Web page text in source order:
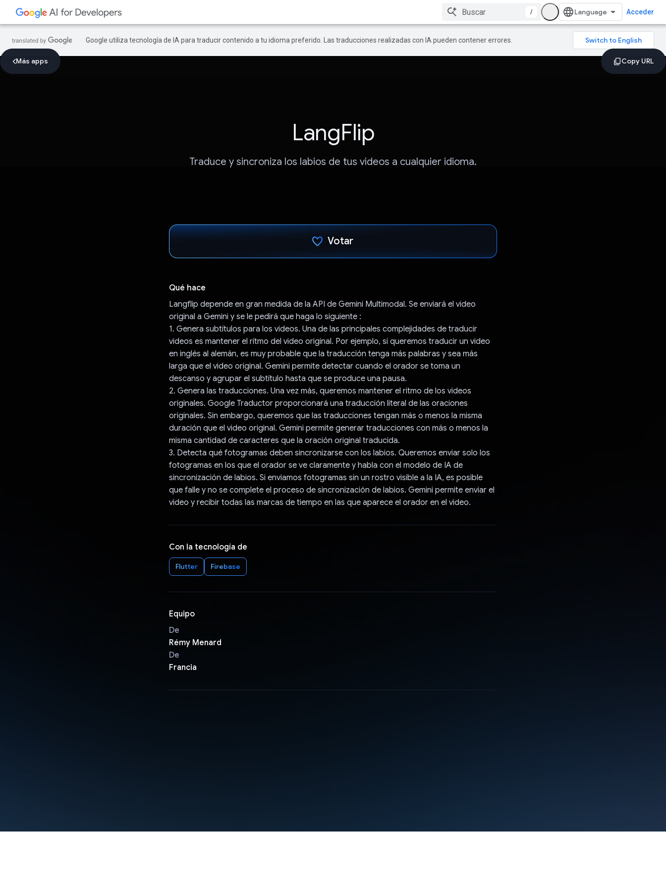
/ Acceder
Google utiliza tecnología de IA para traducir contenido a tu idioma preferido. Las traducciones realizadas con IA pueden contener errores.
Más apps
LangFlip
Traduce y sincroniza los labios de tus videos a cualquier idioma.
Votar
Qué hace
Langflip depende en gran medida de la API de Gemini Multimodal. Se enviará el video
original a Gemini y se le pedirá que haga lo siguiente :
1. Genera subtítulos para los videos. Una de las principales complejidades de traducir
videos es mantener el ritmo del video original. Por ejemplo, si queremos traducir un video
en inglés al alemán, es muy probable que la traducción tenga más palabras y sea más
larga que el video original. Gemini permite detectar cuando el orador se toma un
descanso y agrupar el subtítulo hasta que se produce una pausa.
2. Genera las traducciones. Una vez más, queremos mantener el ritmo de los videos
originales. Google Traductor proporcionará una traducción literal de las oraciones
originales. Sin embargo, queremos que las traducciones tengan más o menos la misma
duración que el video original. Gemini permite generar traducciones con más o menos la
misma cantidad de caracteres que la oración original traducida.
3. Detecta qué fotogramas deben sincronizarse con los labios. Queremos enviar solo los
fotogramas en los que el orador se ve claramente y habla con el modelo de IA de
sincronización de labios. Si enviamos fotogramas sin un rostro visible a la IA, es posible
que falle y no se complete el proceso de sincronización de labios. Gemini permite enviar el
video y recibir todas las marcas de tiempo en las que aparece el orador en el video.
Con la tecnología de
Flutter Firebase
Equipo
De
Rémy Menard
De
Francia